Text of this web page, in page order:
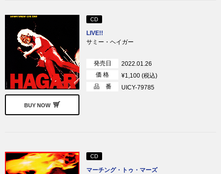
BUY NOW
CD
LIVE!!
サミー・ヘイガー
発売日
2022.01.26
価 格
¥1,100 (税込)
品 番
UICY-79785
CD
マーチング・トゥ・マーズ